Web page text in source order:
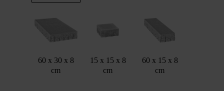
60 x 30 x 8
cm
15 x 15 x 8
cm
60 x 15 x 8
cm